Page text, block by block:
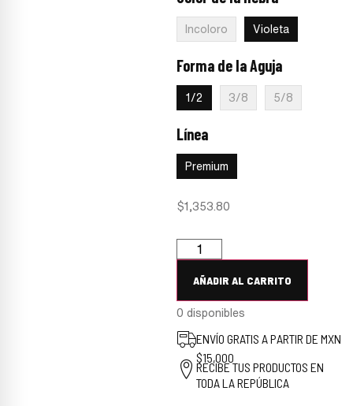
Incoloro Violeta
Forma de la Aguja
1/2 3/8 5/8
Línea
Premium
$1,353.80
AÑADIR AL CARRITO
0 disponibles
ENVÍO GRATIS A PARTIR DE MXN
$15,000
RECIBE TUS PRODUCTOS EN
TODA LA REPÚBLICA